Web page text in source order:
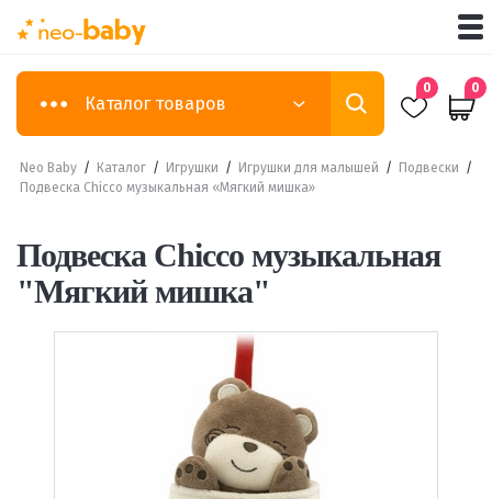
Каталог товаров
0 0
Neo Baby / Каталог / Игрушки / Игрушки для малышей / Подвески /
Подвеска Chicco музыкальная «Мягкий мишка»
Подвеска Chicco музыкальная
"Мягкий мишка"